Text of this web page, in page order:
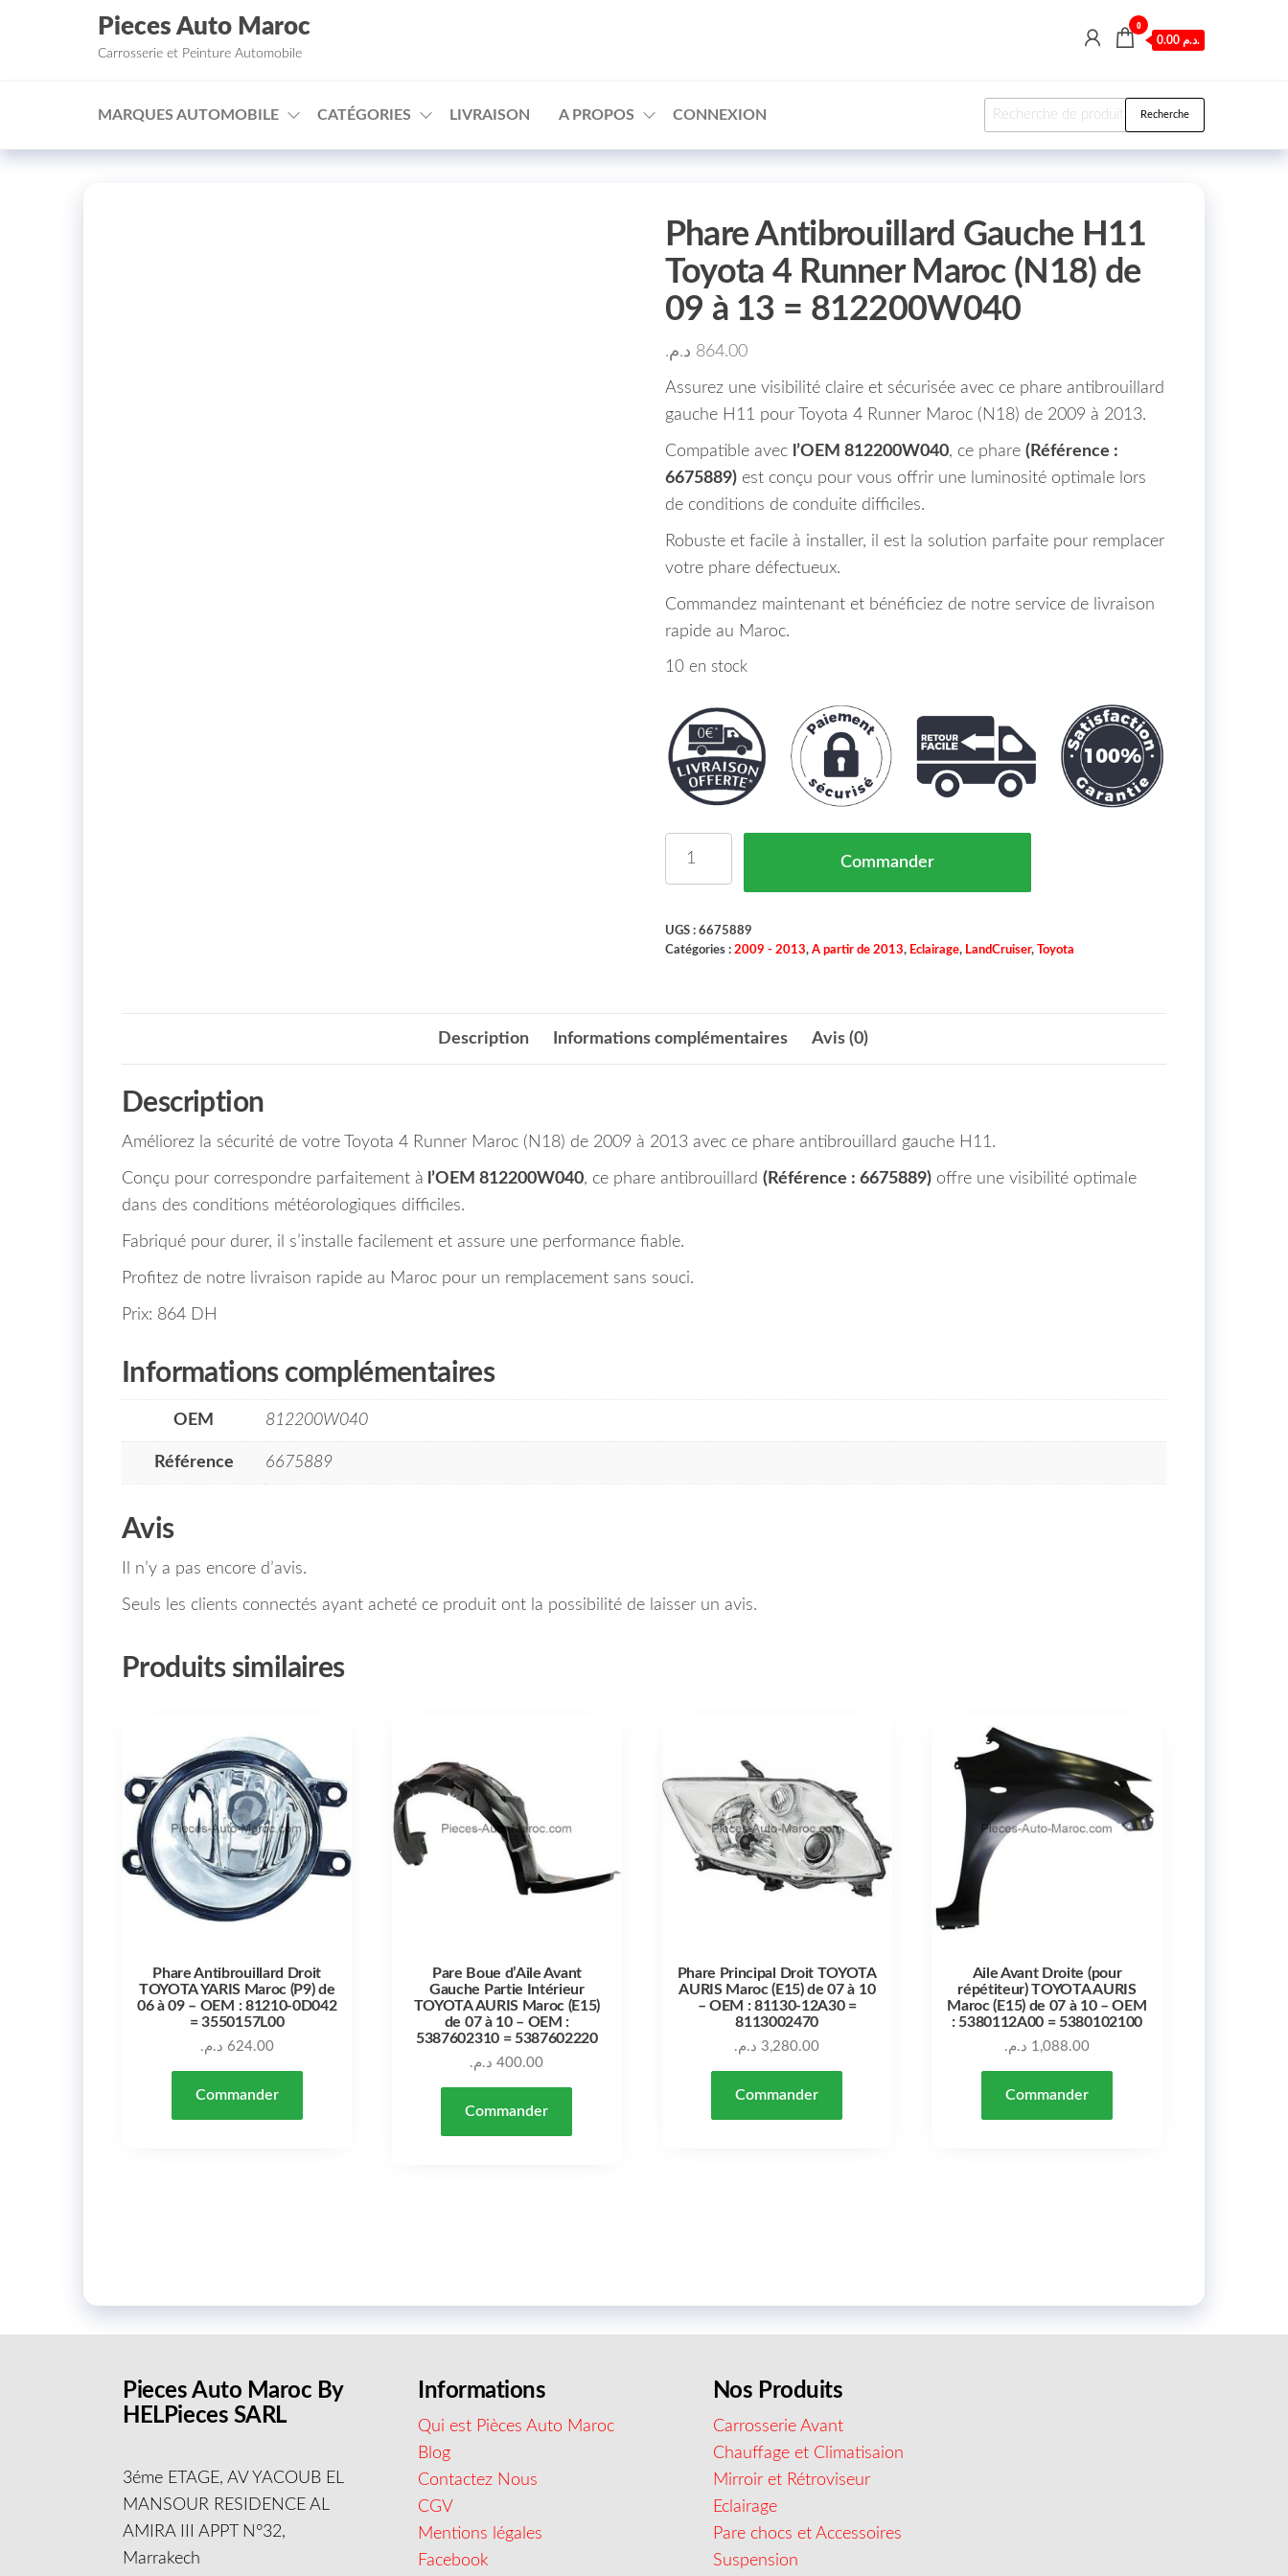
□
Aller au contenu
Pieces Auto Maroc
Carrosserie et Peinture Automobile
0
0.00 د.م.
MARQUES AUTOMOBILE CATÉGORIES LIVRAISON A PROPOS CONNEXION Recherche pour : Recherche
Phare Antibrouillard Gauche H11
Toyota 4 Runner Maroc (N18) de
09 à 13 = 812200W040
864.00 د.م.
Assurez une visibilité claire et sécurisée avec ce phare antibrouillard
gauche H11 pour Toyota 4 Runner Maroc (N18) de 2009 à 2013.
Compatible avec l’OEM 812200W040, ce phare (Référence :
6675889)est conçu pour vous offrir une luminosité optimale lors
de conditions de conduite difficiles.
Robuste et facile à installer, il est la solution parfaite pour remplacer
votre phare défectueux.
Commandez maintenant et bénéficiez de notre service de livraison
rapide au Maroc.
10 en stock
Commander
UGS : 6675889
Catégories : 2009 - 2013, A partir de 2013, Eclairage, LandCruiser, Toyota
Description Informations complémentaires Avis (0)
Description
Améliorez la sécurité de votre Toyota 4 Runner Maroc (N18) de 2009 à 2013 avec ce phare antibrouillard gauche H11.
Conçu pour correspondre parfaitement à l’OEM 812200W040, ce phare antibrouillard (Référence : 6675889) offre une visibilité optimale
dans des conditions météorologiques difficiles.
Fabriqué pour durer, il s’installe facilement et assure une performance fiable.
Profitez de notre livraison rapide au Maroc pour un remplacement sans souci.
Prix: 864 DH
Informations complémentaires
OEM 812200W040
Référence 6675889
Avis
Il n’y a pas encore d’avis.
Seuls les clients connectés ayant acheté ce produit ont la possibilité de laisser un avis.
Produits similaires
Phare Antibrouillard Droit
TOYOTA YARIS Maroc (P9) de
06 à 09 – OEM : 81210-0D042
= 3550157L00
624.00 د.م.
Commander
Pare Boue d’Aile Avant
Gauche Partie Intérieur
TOYOTA AURIS Maroc (E15)
de 07 à 10 – OEM :
5387602310 = 5387602220
400.00 د.م.
Commander
Phare Principal Droit TOYOTA
AURIS Maroc (E15) de 07 à 10
– OEM : 81130-12A30 =
8113002470
3,280.00 د.م.
Commander
Aile Avant Droite (pour
répétiteur) TOYOTA AURIS
Maroc (E15) de 07 à 10 – OEM
: 5380112A00 = 5380102100
1,088.00 د.م.
Commander
Pieces Auto Maroc By
HELPieces SARL
3éme ETAGE, AV YACOUB EL
MANSOUR RESIDENCE AL
AMIRA III APPT N°32,
Marrakech
Informations
Qui est Pièces Auto Maroc
Blog
Contactez Nous
CGV
Mentions légales
Facebook
Nos Produits
Carrosserie Avant
Chauffage et Climatisaion
Mirroir et Rétroviseur
Eclairage
Pare chocs et Accessoires
Suspension